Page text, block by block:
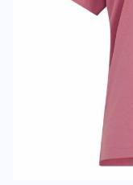
Rezension
Pflichtfelder